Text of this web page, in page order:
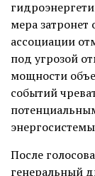
мера затронет
ассоциации
под угрозой
мощности
событий
После
генеральный